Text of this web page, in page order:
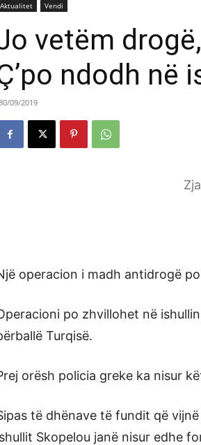
Aktualitet Vendi
vetëm
ndodh në
09/2019
operacion i madh antidrogë
po zhvillohet në
Turqisë.
orësh policia greke ka nisur
të dhënave të fundit që
Skopelou janë nisur edhe